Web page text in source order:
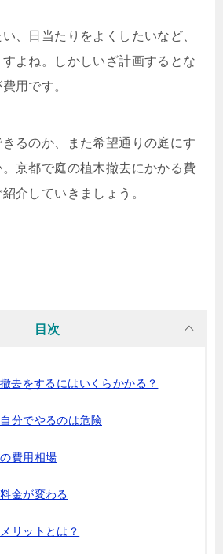
、日当たりをよくしたいなど、
よね。しかしいざ計画するとな
用です。
るのか、また希望通りの庭にす
京都で庭の植木撤去にかかる費
介していきましょう。
目次
去をするにはいくらかかる？
分でやるのは危険
費用相場
金が変わる
リットとは？